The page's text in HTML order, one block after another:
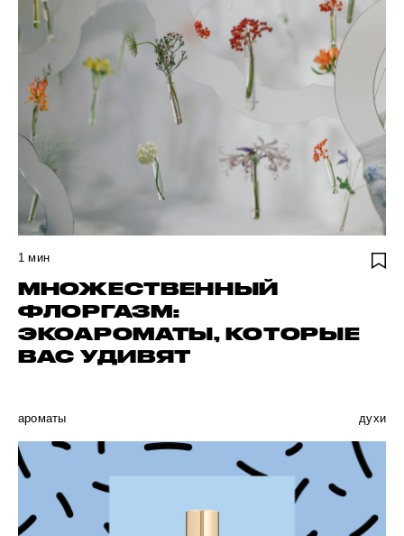
1 мин
МНОЖЕСТВЕННЫЙ
ФЛОРГАЗМ:
ЭКОАРОМАТЫ, КОТОРЫЕ
ВАС УДИВЯТ
ароматы духи